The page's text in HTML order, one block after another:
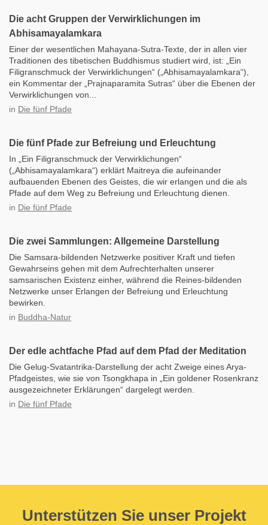
Die acht Gruppen der Verwirklichungen im
Abhisamayalamkara
Einer der wesentlichen Mahayana-Sutra-Texte, der in allen vier
Traditionen des tibetischen Buddhismus studiert wird, ist: „Ein
Filigranschmuck der Verwirklichungen“ („Abhisamayalamkara“),
ein Kommentar der „Prajnaparamita Sutras“ über die Ebenen der
Verwirklichungen von...
in Die fünf Pfade
Die fünf Pfade zur Befreiung und Erleuchtung
In „Ein Filigranschmuck der Verwirklichungen“
(„Abhisamayalamkara“) erklärt Maitreya die aufeinander
aufbauenden Ebenen des Geistes, die wir erlangen und die als
Pfade auf dem Weg zu Befreiung und Erleuchtung dienen.
in Die fünf Pfade
Die zwei Sammlungen: Allgemeine Darstellung
Die Samsara-bildenden Netzwerke positiver Kraft und tiefen
Gewahrseins gehen mit dem Aufrechterhalten unserer
samsarischen Existenz einher, während die Reines-bildenden
Netzwerke unser Erlangen der Befreiung und Erleuchtung
bewirken.
in Buddha-Natur
Der edle achtfache Pfad auf dem Pfad der Meditation
Die Gelug-Svatantrika-Darstellung der acht Zweige eines Arya-
Pfadgeistes, wie sie von Tsongkhapa in „Ein goldener Rosenkranz
ausgezeichneter Erklärungen“ dargelegt werden.
in Die fünf Pfade
Unterstützen Sie unser Projekt